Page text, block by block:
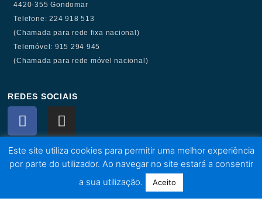
4420-355 Gondomar
Telefone: 224 918 513
(Chamada para rede fixa nacional)
Telemóvel: 915 294 945
(Chamada para rede móvel nacional)
REDES SOCIAIS
F
a
c
e
b
o
I
n
s
t
a
r
Este site utiliza cookies para permitir uma melhor experiência
por parte do utilizador. Ao navegar no site estará a consentir
a sua utilização.
Aceito